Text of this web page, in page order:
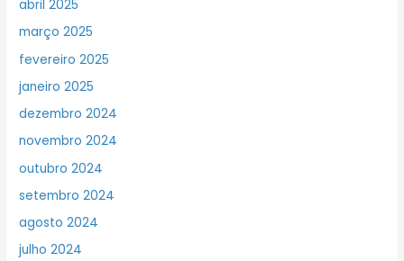
abril 2025
março 2025
fevereiro 2025
janeiro 2025
dezembro 2024
novembro 2024
outubro 2024
setembro 2024
agosto 2024
julho 2024